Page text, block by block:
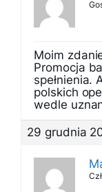
Moim
Promocja
spełnienia.
polskich
wedle
29 grudnia